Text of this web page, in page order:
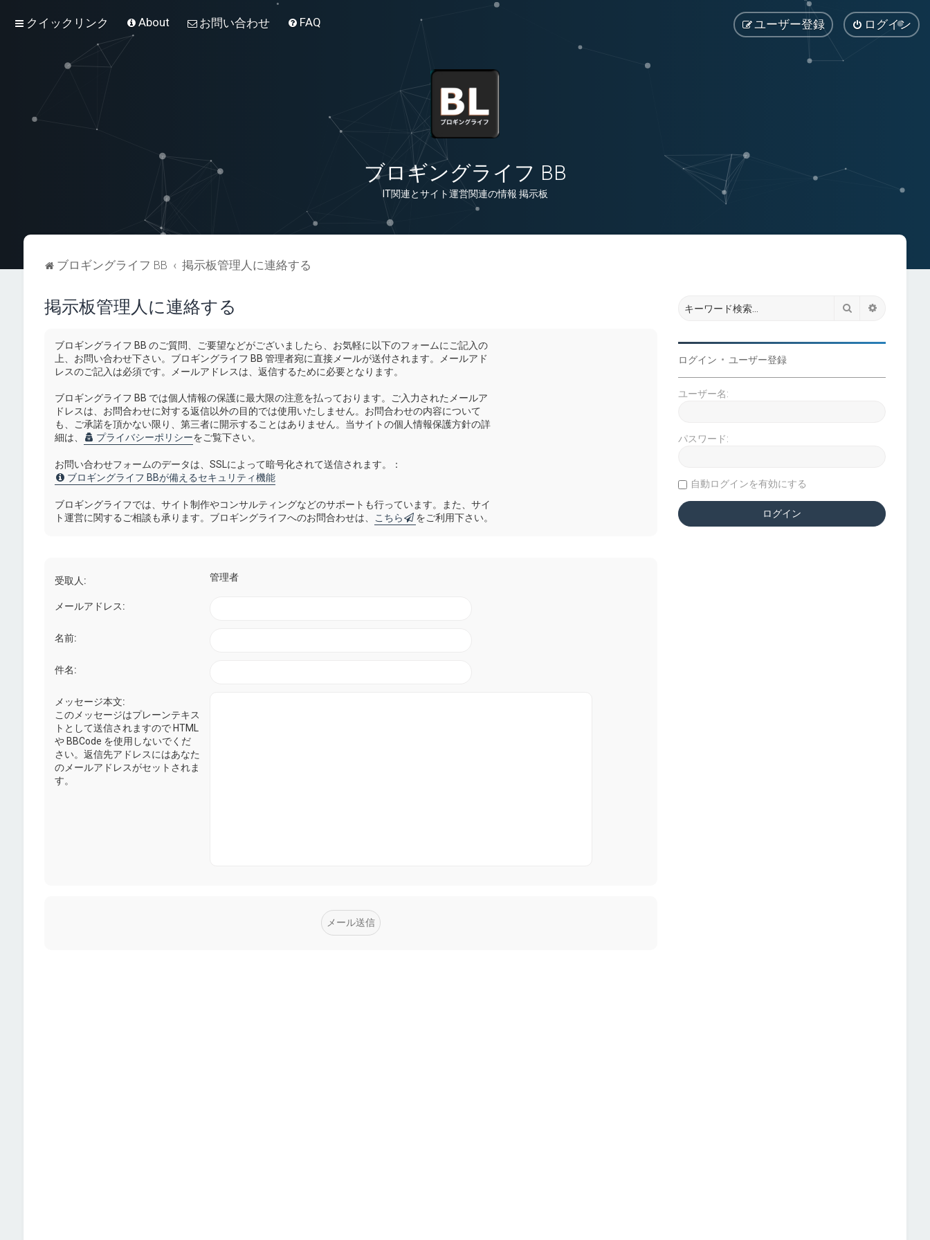
クイックリンク About お問い合わせ FAQ ログイン
ユーザー登録
ブロギングライフ BB
IT関連とサイト運営関連の情報 掲示板
ブロギングライフ BB 掲示板管理人に連絡する
掲示板管理人に連絡する
ブロギングライフ BB のご質問、ご要望などがございましたら、お気軽に以下のフォームにご記入の
上、お問い合わせ下さい。ブロギングライフ BB 管理者宛に直接メールが送付されます。メールアド
レスのご記入は必須です。メールアドレスは、返信するために必要となります。
ブロギングライフ BB では個人情報の保護に最大限の注意を払っております。ご入力されたメールア
ドレスは、お問合わせに対する返信以外の目的では使用いたしません。お問合わせの内容について
も、ご承諾を頂かない限り、第三者に開示することはありません。当サイトの個人情報保護方針の詳
細は、
プライバシーポリシーをご覧下さい。
お問い合わせフォームのデータは、SSLによって暗号化されて送信されます。：
ブロギングライフ BBが備えるセキュリティ機能
ブロギングライフでは、サイト制作やコンサルティングなどのサポートも行っています。また、サイ
ト運営に関するご相談も承ります。ブロギングライフへのお問合わせは、
こちら をご利用下さい。
受取人: 管理者
メールアドレス:
名前:
件名:
メッセージ本文:
このメッセージはプレーンテキス
トとして送信されますので HTML
や BBCode を使用しないでくだ
さい。返信先アドレスにはあなた
のメールアドレスがセットされま
す。
検索
ログイン • ユーザー登録
ユーザー名:
パスワード:
自動ログインを有効にする